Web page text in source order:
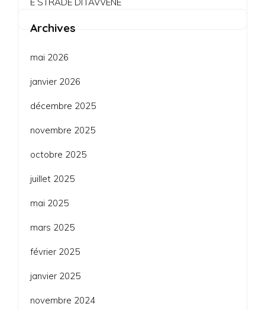
Archives
mai 2026
janvier 2026
décembre 2025
novembre 2025
octobre 2025
juillet 2025
mai 2025
mars 2025
février 2025
janvier 2025
novembre 2024